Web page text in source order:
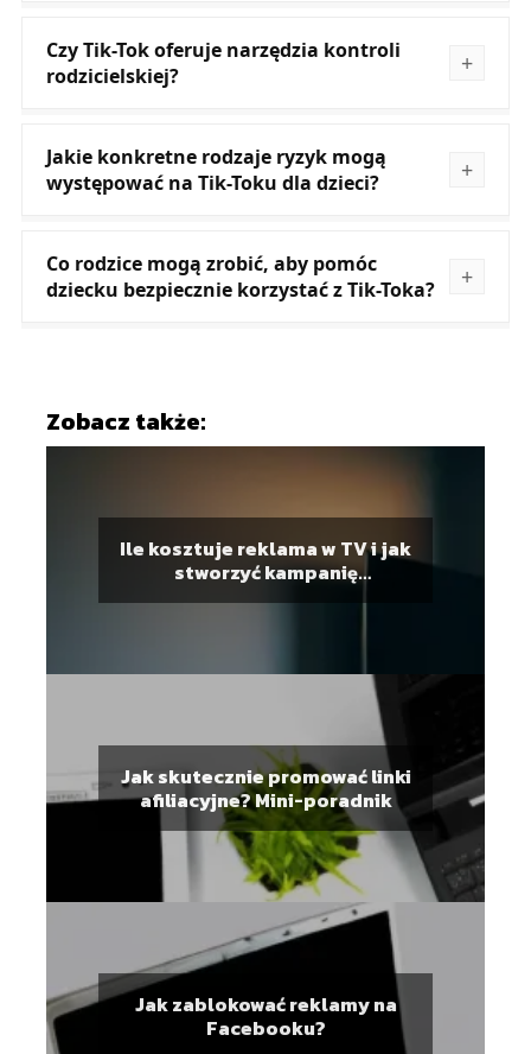
Czy Tik-Tok oferuje narzędzia kontroli
rodzicielskiej?
Jakie konkretne rodzaje ryzyk mogą
występować na Tik-Toku dla dzieci?
Co rodzice mogą zrobić, aby pomóc
dziecku bezpiecznie korzystać z Tik-Toka?
Zobacz także:
Ile kosztuje reklama w TV i jak
stworzyć kampanię
reklamową?
Jak skutecznie promować linki
afiliacyjne? Mini-poradnik
Jak zablokować reklamy na
Facebooku?